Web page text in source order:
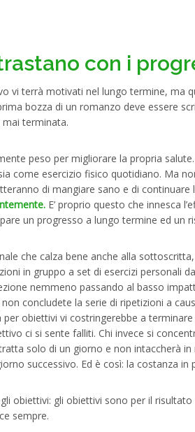
con i
vi terrà motivati ​​nel lungo termine, ma
bozza di un romanzo deve essere
terminata.
peso per migliorare la propria
come esercizio fisico quotidiano. Ma
di mangiare sano e di continuare
E’ proprio questo che innesca
un progresso a lungo termine ed un
che calza bene anche alla
in gruppo a set di esercizi personali
nemmeno passando al basso
concludete la serie di ripetizioni a
obiettivi vi costringerebbe a
ci si sente falliti. Chi invece si
solo di un giorno e non intaccherà
successivo. Ed è così: la costanza in
obiettivi: gli obiettivi sono per il
sempre.